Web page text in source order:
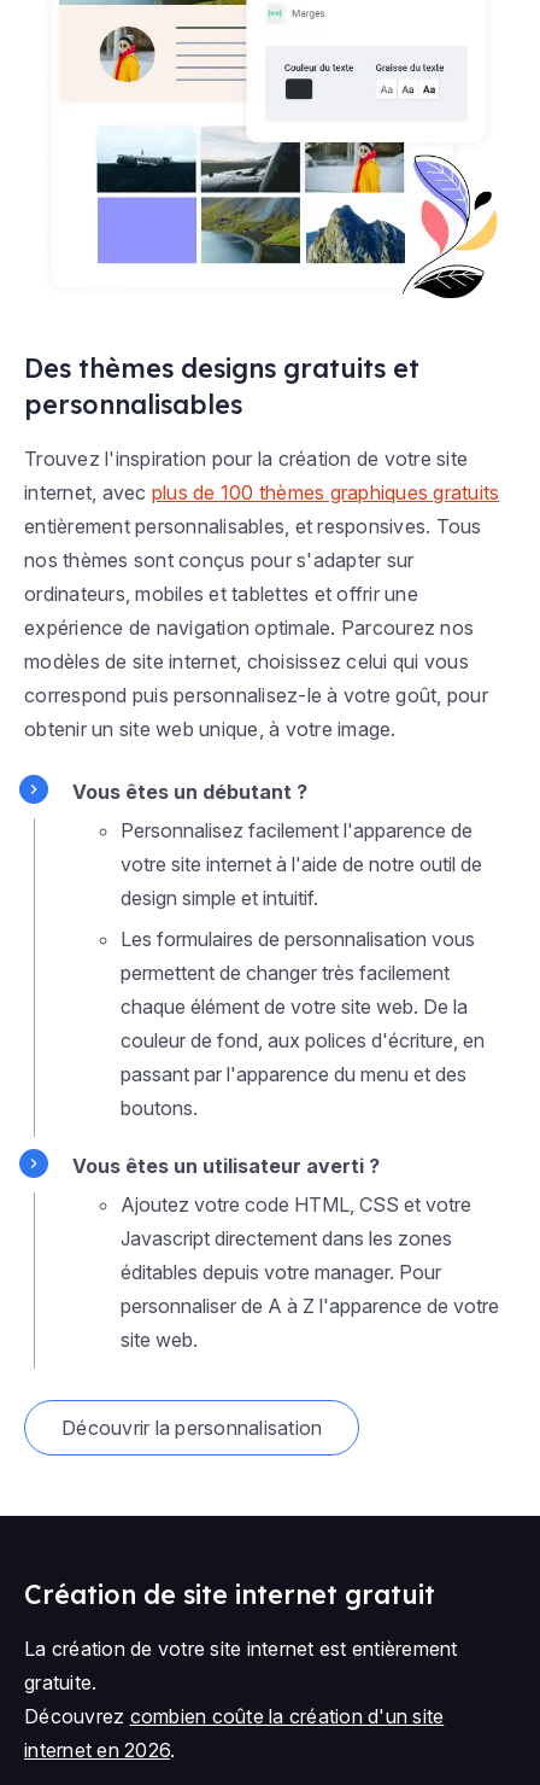
Des thèmes designs gratuits et
personnalisables
Trouvez l'inspiration pour la création de votre site
internet, avec plus de 100 thèmes graphiques gratuits
entièrement personnalisables, et responsives. Tous
nos thèmes sont conçus pour s'adapter sur
ordinateurs, mobiles et tablettes et offrir une
expérience de navigation optimale. Parcourez nos
modèles de site internet, choisissez celui qui vous
correspond puis personnalisez-le à votre goût, pour
obtenir un site web unique, à votre image.
Vous êtes un débutant ?
Personnalisez facilement l'apparence de
votre site internet à l'aide de notre outil de
design simple et intuitif.
Les formulaires de personnalisation vous
permettent de changer très facilement
chaque élément de votre site web. De la
couleur de fond, aux polices d'écriture, en
passant par l'apparence du menu et des
boutons.
Vous êtes un utilisateur averti ?
Ajoutez votre code HTML, CSS et votre
Javascript directement dans les zones
éditables depuis votre manager. Pour
personnaliser de A à Z l'apparence de votre
site web.
Découvrir la personnalisation
Création de site internet gratuit
La création de votre site internet est entièrement
gratuite.
Découvrez combien coûte la création d'un site
internet en 2026.